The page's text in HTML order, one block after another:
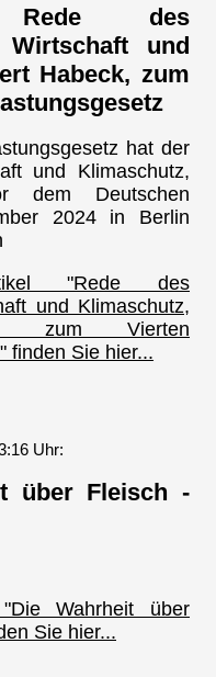
Rede des
und
Habeck, zum
hat der
und Klimaschutz,
dem Deutschen
2024 in Berlin
"Rede des
und Klimaschutz,
zum Vierten
finden Sie hier...
Uhr:
über Fleisch -
Wahrheit über
Sie hier...